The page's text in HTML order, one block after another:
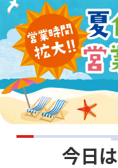
今日